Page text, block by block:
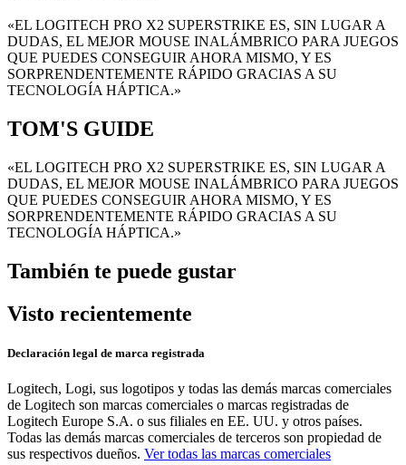
«EL LOGITECH PRO X2 SUPERSTRIKE ES, SIN LUGAR A
DUDAS, EL MEJOR MOUSE INALÁMBRICO PARA JUEGOS
QUE PUEDES CONSEGUIR AHORA MISMO, Y ES
SORPRENDENTEMENTE RÁPIDO GRACIAS A SU
TECNOLOGÍA HÁPTICA.»
TOM'S GUIDE
«EL LOGITECH PRO X2 SUPERSTRIKE ES, SIN LUGAR A
DUDAS, EL MEJOR MOUSE INALÁMBRICO PARA JUEGOS
QUE PUEDES CONSEGUIR AHORA MISMO, Y ES
SORPRENDENTEMENTE RÁPIDO GRACIAS A SU
TECNOLOGÍA HÁPTICA.»
También te puede gustar
Visto recientemente
Declaración legal de marca registrada
Logitech, Logi, sus logotipos y todas las demás marcas comerciales
de Logitech son marcas comerciales o marcas registradas de
Logitech Europe S.A. o sus filiales en EE. UU. y otros países.
Todas las demás marcas comerciales de terceros son propiedad de
sus respectivos dueños. Ver todas las marcas comerciales